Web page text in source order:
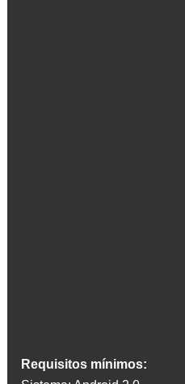
Requisitos mínimos: